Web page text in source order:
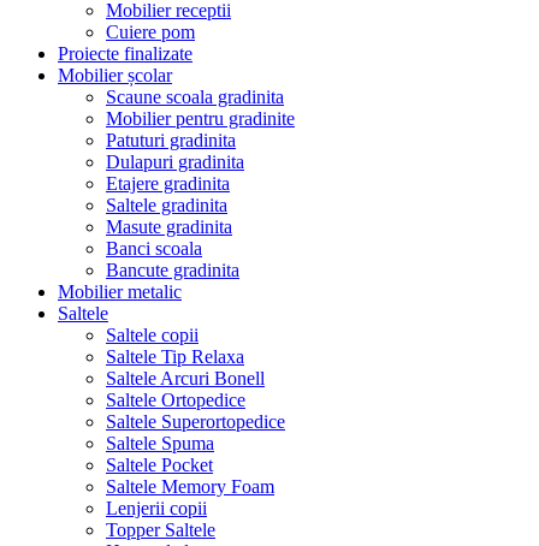
Mobilier receptii
Cuiere pom
Proiecte finalizate
Mobilier școlar
Scaune scoala gradinita
Mobilier pentru gradinite
Patuturi gradinita
Dulapuri gradinita
Etajere gradinita
Saltele gradinita
Masute gradinita
Banci scoala
Bancute gradinita
Mobilier metalic
Saltele
Saltele copii
Saltele Tip Relaxa
Saltele Arcuri Bonell
Saltele Ortopedice
Saltele Superortopedice
Saltele Spuma
Saltele Pocket
Saltele Memory Foam
Lenjerii copii
Topper Saltele